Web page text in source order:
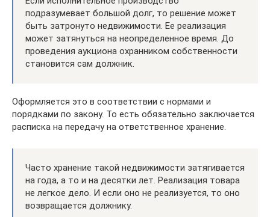
подразумевает большой долг, то решение может
быть затронуто недвижимости. Ее реализация
может затянуться на неопределенное время. До
проведения аукциона охранником собственности
становится сам должник.
Оформляется это в соответствии с нормами и
порядками по закону. То есть обязательно заключается
расписка на передачу на ответственное хранение.
Часто хранение такой недвижимости затягивается
на года, а то и на десятки лет. Реализация товара
не легкое дело. И если оно не реализуется, то оно
возвращается должнику.